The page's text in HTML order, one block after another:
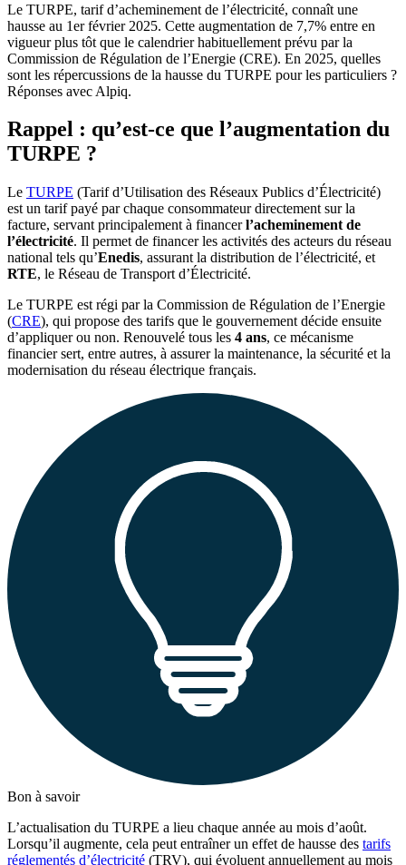
Le TURPE, tarif d’acheminement de l’électricité, connaît une
hausse au 1er février 2025. Cette augmentation de 7,7% entre en
vigueur plus tôt que le calendrier habituellement prévu par la
Commission de Régulation de l’Energie (CRE). En 2025, quelles
sont les répercussions de la hausse du TURPE pour les particuliers ?
Réponses avec Alpiq.
Rappel : qu’est-ce que l’augmentation du
TURPE ?
Le TURPE (Tarif d’Utilisation des Réseaux Publics d’Électricité)
est un tarif payé par chaque consommateur directement sur la
facture, servant principalement à financerl’acheminement de
l’électricité. Il permet de financer les activités des acteurs du réseau
national tels qu’Enedis, assurant la distribution de l’électricité, et
RTE, le Réseau de Transport d’Électricité.
Le TURPE est régi par la Commission de Régulation de l’Energie
(CRE), qui propose des tarifs que le gouvernement décide ensuite
d’appliquer ou non. Renouvelé tous les 4 ans, ce mécanisme
financier sert, entre autres, à assurer la maintenance, la sécurité et la
modernisation du réseau électrique français.
Bon à savoir
L’actualisation du TURPE a lieu chaque année au mois d’août.
Lorsqu’il augmente, cela peut entraîner un effet de hausse des tarifs
réglementés d’électricité (TRV), qui évoluent annuellement au mois